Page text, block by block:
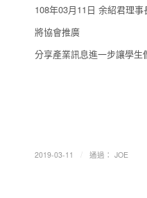
108年03月11日 余紹君理
將協會推廣
分享產業訊息進一步讓學生
2019-03-11 通過： JOE